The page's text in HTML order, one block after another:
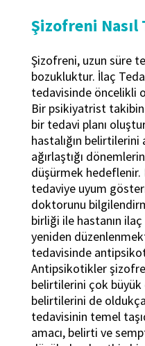
Şizofreni
Şizofreni, uzun süre
bozukluktur. İlaç
tedavisinde öncelikli
Bir psikiyatrist
bir tedavi planı
hastalığın
ağırlaştığı
düşürmek hedeflenir.
tedaviye uyum
doktorunu
birliği ile hastanın
yeniden
tedavisinde
Antipsikotikler
belirtilerini çok
belirtilerini de
tedavisinin temel
amacı, belirti ve